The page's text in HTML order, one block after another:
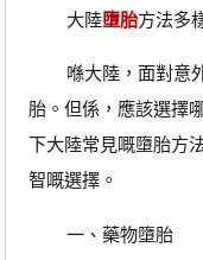
大陸墮胎方法多
喺大陸，面對意外
胎。但係，應該選擇
下大陸常見嘅墮胎方
智嘅選擇。
一、藥物墮胎